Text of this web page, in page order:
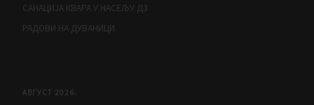
САНАЦИЈА КВАРА У НАСЕЉУ Д3
РАДОВИ НА ДУВАНИЦИ
АВГУСТ 2026.